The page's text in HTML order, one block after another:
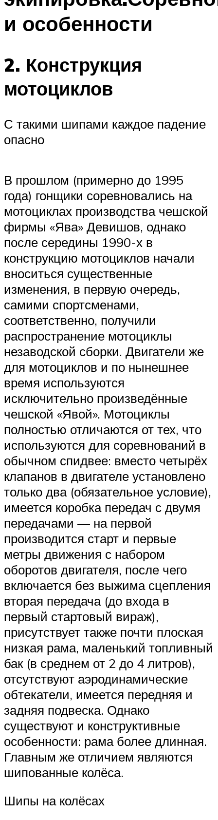
и особенности
2. Конструкция
мотоциклов
С такими шипами каждое падение
опасно
В прошлом (примерно до 1995
года) гонщики соревновались на
мотоциклах производства чешской
фирмы «Ява» Девишов, однако
после середины 1990-х в
конструкцию мотоциклов начали
вноситься существенные
изменения, в первую очередь,
самими спортсменами,
соответственно, получили
распространение мотоциклы
незаводской сборки. Двигатели же
для мотоциклов и по нынешнее
время используются
исключительно произведённые
чешской «Явой». Мотоциклы
полностью отличаются от тех, что
используются для соревнований в
обычном спидвее: вместо четырёх
клапанов в двигателе установлено
только два (обязательное условие),
имеется коробка передач с двумя
передачами — на первой
производится старт и первые
метры движения с набором
оборотов двигателя, после чего
включается без выжима сцепления
вторая передача (до входа в
первый стартовый вираж),
присутствует также почти плоская
низкая рама, маленький топливный
бак (в среднем от 2 до 4 литров),
отсутствуют аэродинамические
обтекатели, имеется передняя и
задняя подвеска. Однако
существуют и конструктивные
особенности: рама более длинная.
Главным же отличием являются
шипованные колёса.
Шипы на колёсах